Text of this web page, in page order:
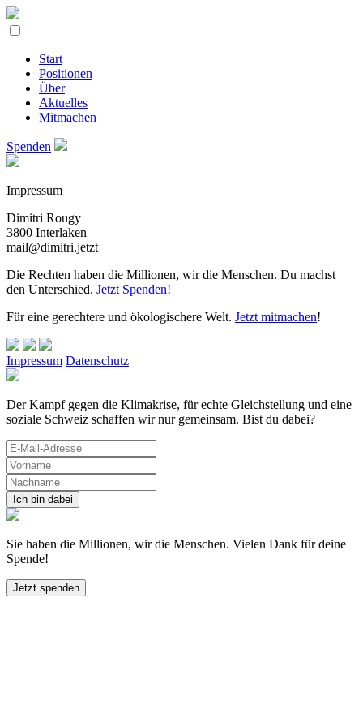
Start
Positionen
Über
Aktuelles
Mitmachen
Spenden
Impressum
Dimitri Rougy
3800 Interlaken
mail@dimitri.jetzt
Die Rechten haben die Millionen, wir die Menschen. Du machst
den Unterschied. Jetzt Spenden!
Für eine gerechtere und ökologischere Welt. Jetzt mitmachen!
Impressum Datenschutz
Der Kampf gegen die Klimakrise, für echte Gleichstellung und eine
soziale Schweiz schaffen wir nur gemeinsam. Bist du dabei?
Sie haben die Millionen, wir die Menschen. Vielen Dank für deine
Spende!
Jetzt spenden